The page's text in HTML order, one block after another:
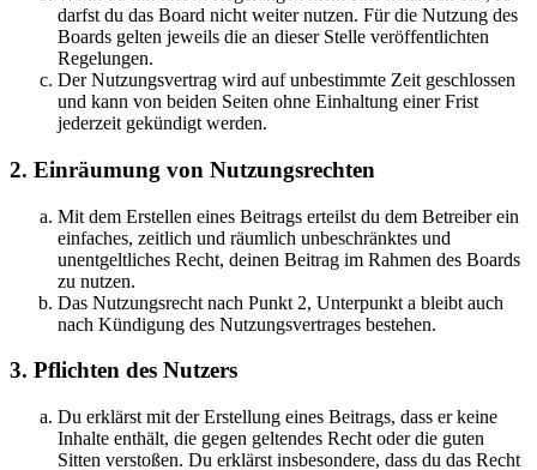
darfst du das Board nicht weiter nutzen. Für die Nutzung des
Boards gelten jeweils die an dieser Stelle veröffentlichten
Regelungen.
Der Nutzungsvertrag wird auf unbestimmte Zeit geschlossen
und kann von beiden Seiten ohne Einhaltung einer Frist
jederzeit gekündigt werden.
2. Einräumung von Nutzungsrechten
Mit dem Erstellen eines Beitrags erteilst du dem Betreiber ein
einfaches, zeitlich und räumlich unbeschränktes und
unentgeltliches Recht, deinen Beitrag im Rahmen des Boards
zu nutzen.
Das Nutzungsrecht nach Punkt 2, Unterpunkt a bleibt auch
nach Kündigung des Nutzungsvertrages bestehen.
3. Pflichten des Nutzers
Du erklärst mit der Erstellung eines Beitrags, dass er keine
Inhalte enthält, die gegen geltendes Recht oder die guten
Sitten verstoßen. Du erklärst insbesondere, dass du das Recht